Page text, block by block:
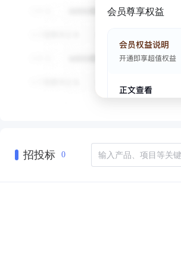
会员尊享权益
招投标 0